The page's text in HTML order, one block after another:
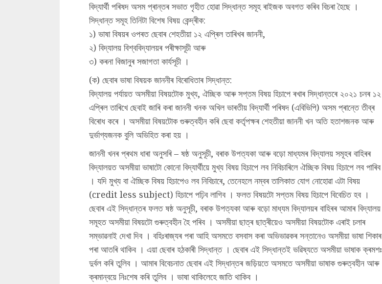
বিদ্যাৰ্থী পৰিষদ অসম প্ৰান্তৰ সভাত গৃহীত হোৱা সিদ্ধান্ত সমূহ ৰাইজক অবগত কৰিব বিচৰা হৈছে ।
সিদ্ধান্ত সমূহ তিনিটা বিশেষ বিষয় কেন্দ্ৰীক:
১) ভাষা বিষয়ৰ ওপৰত ছেবাৰ শেহতীয়া ১২ এপ্ৰিল তাৰিখৰ জাননী,
২) বিদ্যালয় বিশ্ববিদ্যালয়ৰ পৰীক্ষাসূচী আৰু
৩) কৰনা বিজানুৰ সজাগতা কাৰ্যসূচী ।
(ক) ছেবাৰ ভাষা বিষয়ক জাননীৰ বিৰোধিতাৰ সিদ্ধান্ত:
বিদ্যালয় পৰ্যায়ত অসমীয়া বিষয়টোক মুখ্য, ঐচ্ছিক আৰু সপ্তম বিষয় হিচাপে ৰখাৰ সিদ্ধান্তৰে ২০২১ চনৰ ১২
এপ্ৰিল তাৰিখে ছেবাই জাৰি কৰা জাননী খনক অখিল ভাৰতীয় বিদ্যাৰ্থী পৰিষদ (এবিভিপি) অসম প্ৰান্তে তীব্ৰ
বিৰোধ কৰে । অসমীয়া বিষয়টোক গুৰুত্বহীন কৰি ছেবা কৰ্তৃপক্ষৰ শেহতীয়া জাননী খন অতি হতাশজনক আৰু
দুৰ্ভাগ্যজনক বুলি অভিহিত কৰা হয় ।
জাননী খনৰ প্ৰথম ধাৰা অনুসৰি – ষষ্ঠ অনুসূচী, বৰাক উপত্যকা আৰু বড়ো মাধ্যমৰ বিদ্যালয় সমূহৰ বাহিৰৰ
বিদ্যালয়ত অসমীয়া ভাষাটো কোনো বিদ্যাৰ্থীয়ে মুখ্য বিষয় হিচাপে লব নিবিচাৰিলে ঐচ্ছিক বিষয় হিচাপে লব পাৰিব
। যদি মুখ্য বা ঐচ্ছিক বিষয় হিচাপেও লব নিবিচাৰে, তেনেহলে নম্বৰ তালিকাত যোগ নোহোৱা এটা বিষয়
(credit less subject) হিচাপে পঢ়িব লাগিব । ফলত বিষয়টো সপ্তম বিষয় হিচাপে বিবেচিত হব ।
ছেবাৰ এই সিদ্ধান্তৰ ফলত ষষ্ঠ অনুসূচী, বৰাক উপত্যকা আৰু বড়ো মাধ্যম বিদ্যালয়ৰ বাহিৰৰ আমাৰ বিদ্যালয়
সমূহত অসমীয়া বিষয়টো গুৰুত্বহীন হৈ পৰিব । অসমীয়া ছাত্ৰ ছাত্ৰীয়েও অসমীয়া বিষয়টোক এৰাই চলাৰ
সম্ভাৱনাই দেখা দিব । বহিঃৰাজ্যৰ পৰা আহি অসমতে বসবাস কৰা অভিভাৱকৰ সন্তানেও অসমীয়া ভাষা শিকাৰ
পৰা আতৰি থাকিব । এয়া ছেবাৰ হঠকাৰী সিদ্ধান্ত । ছেবাৰ এই সিদ্ধান্তই ভৱিষ্যতে অসমীয়া ভাষাক ক্ৰমশঃ
দুৰ্বল কৰি তুলিব । আমাৰ বিবেচনাত ছেবাৰ এই সিদ্ধান্তৰ জড়িয়তে অসমতে অসমীয়া ভাষাক গুৰুত্বহীন আৰু
ক্ৰমান্বয়ে নিঃশেষ কৰি তুলিব । ভাষা থাকিলেহে জাতি থাকিব ।